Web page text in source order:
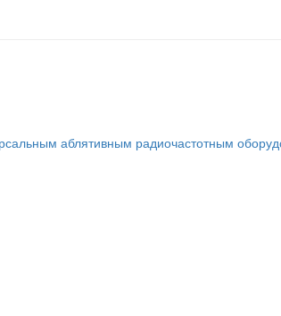
аблятивным радиочастотным